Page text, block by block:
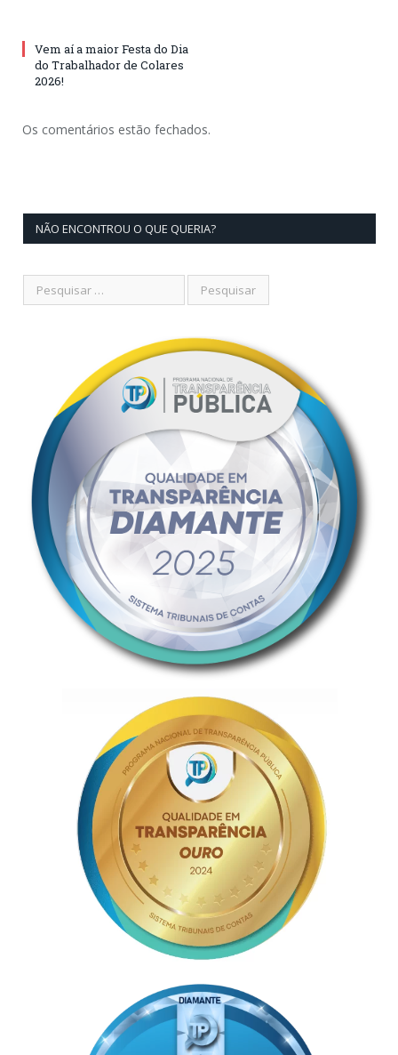
Vem aí a maior Festa do Dia
do Trabalhador de Colares
2026!
Os comentários estão fechados.
NÃO ENCONTROU O QUE QUERIA?